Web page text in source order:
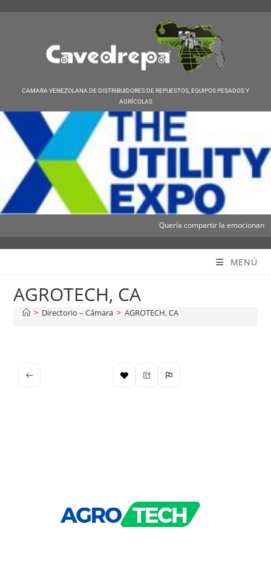
CAMARA VENEZOLANA DE DISTRIBUIDORES DE REPUESTOS, EQUIPOS PESADOS Y
AGRÍCOLAS
Quería compartir la emocionante
MENÚ
AGROTECH, CA
> Directorio – Cámara > AGROTECH, CA